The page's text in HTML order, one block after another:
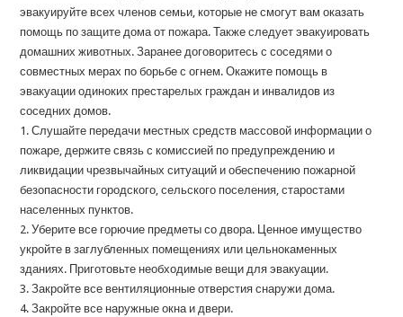
эвакуируйте всех членов семьи, которые не смогут вам оказать
помощь по защите дома от пожара. Также следует эвакуировать
домашних животных. Заранее договоритесь с соседями о
совместных мерах по борьбе с огнем. Окажите помощь в
эвакуации одиноких престарелых граждан и инвалидов из
соседних домов.
1. Слушайте передачи местных средств массовой информации о
пожаре, держите связь с комиссией по предупреждению и
ликвидации чрезвычайных ситуаций и обеспечению пожарной
безопасности городского, сельского поселения, старостами
населенных пунктов.
2. Уберите все горючие предметы со двора. Ценное имущество
укройте в заглубленных помещениях или цельнокаменных
зданиях. Приготовьте необходимые вещи для эвакуации.
3. Закройте все вентиляционные отверстия снаружи дома.
4. Закройте все наружные окна и двери.